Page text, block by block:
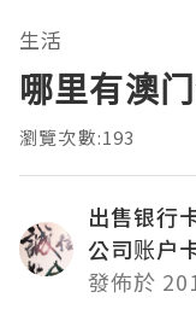
生活
哪里有澳
瀏覽次數:193
出售银行
公司账户
發佈於